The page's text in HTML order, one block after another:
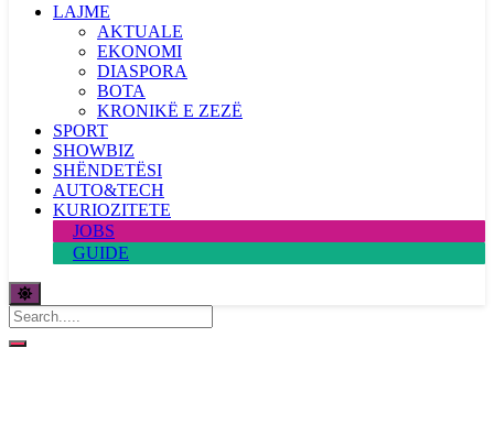
LAJME
AKTUALE
EKONOMI
DIASPORA
BOTA
KRONIKË E ZEZË
SPORT
SHOWBIZ
SHËNDETËSI
AUTO&TECH
KURIOZITETE
JOBS
GUIDE